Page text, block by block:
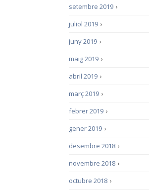
›
setembre 2019
›
juliol 2019
›
juny 2019
›
maig 2019
›
abril 2019
›
març 2019
›
febrer 2019
›
gener 2019
›
desembre 2018
›
novembre 2018
›
octubre 2018